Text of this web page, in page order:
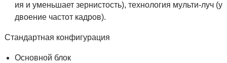
ия и уменьшает зернистость), технология мульти-луч (у
двоение частот кадров).
Стандартная конфигурация
Основной блок